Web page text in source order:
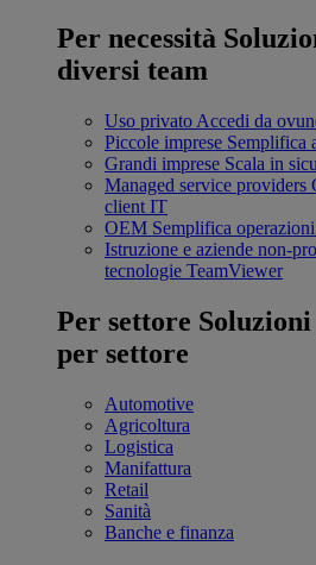
Per necessità
diversi team
Uso privato Accedi da
Piccole imprese Semplifica
Grandi imprese Scala in
Managed service providers
client IT
OEM Semplifica
Istruzione e aziende non-
tecnologie TeamViewer
Per settore
per settore
Automotive
Agricoltura
Logistica
Manifattura
Retail
Sanità
Banche e finanza